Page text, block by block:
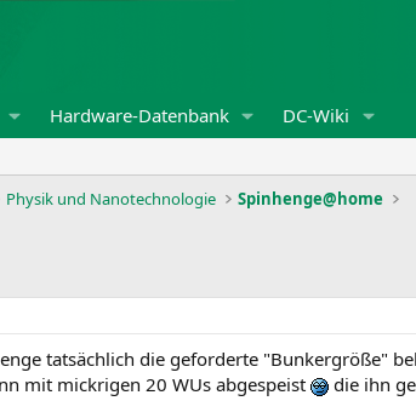
Hardware-Datenbank DC-Wiki
Physik und Nanotechnologie Spinhenge@home
tatsächlich die geforderte "Bunkergröße"
mit mickrigen 20 WUs abgespeist
die ihn